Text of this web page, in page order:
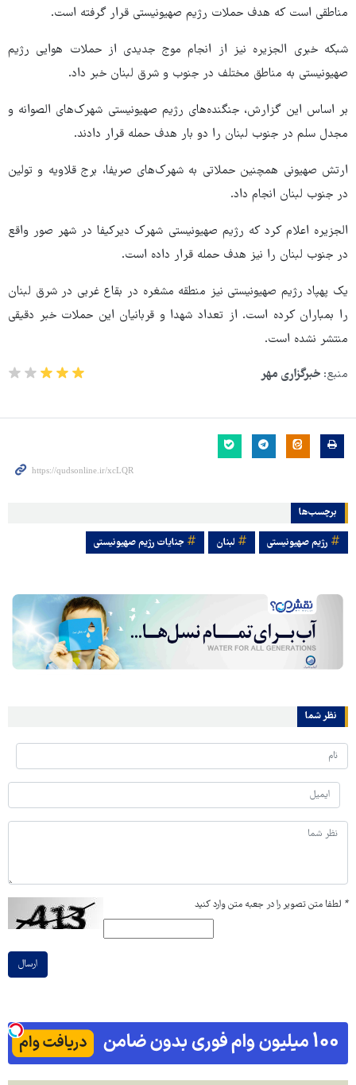
مناطقی است که هدف حملات رژیم صهیونیستی قرار گرفته است.
شبکه خبری الجزیره نیز از انجام موج جدیدی از حملات هوایی رژیم
صهیونیستی به مناطق مختلف در جنوب و شرق لبنان خبر داد.
بر اساس این گزارش، جنگنده‌های رژیم صهیونیستی شهرک‌های الصوانه و
مجدل سلم در جنوب لبنان را دو بار هدف حمله قرار دادند.
ارتش صهیونی همچنین حملاتی به شهرک‌های صریفا، برج قلاویه و تولین
در جنوب لبنان انجام داد.
الجزیره اعلام کرد که رژیم صهیونیستی شهرک دیرکیفا در شهر صور واقع
در جنوب لبنان را نیز هدف حمله قرار داده است.
یک پهپاد رژیم صهیونیستی نیز منطقه مشغره در بقاع غربی در شرق لبنان
را بمباران کرده است. از تعداد شهدا و قربانیان این حملات خبر دقیقی
منتشر نشده است.
منبع: خبرگزاری مهر
برچسب‌ها
رژیم صهیونیستی لبنان جنایات رژیم صهیونیستی
نظر شما
* لطفا متن تصویر را در جعبه متن وارد کنید
ارسال